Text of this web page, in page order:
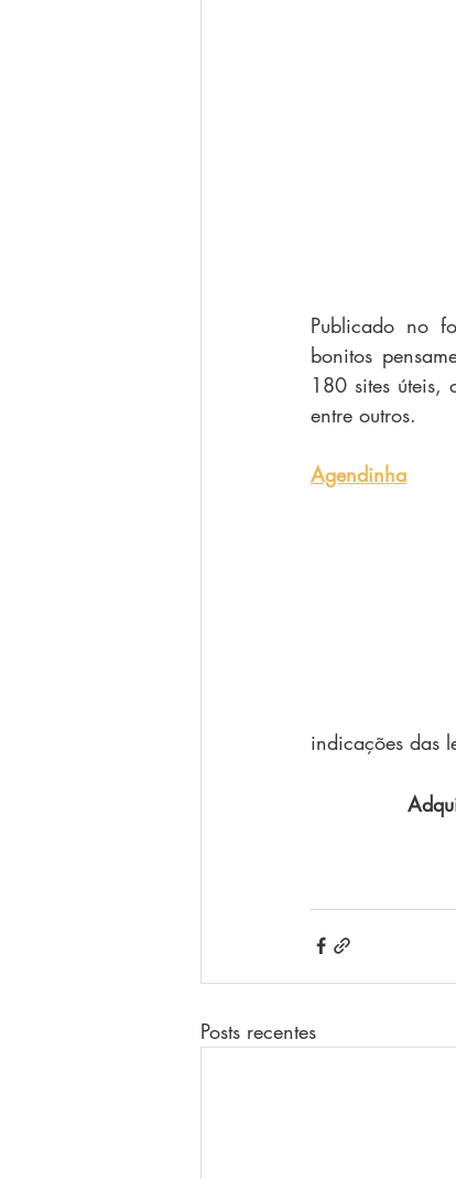
Publicado no
bonitos
180 sites úteis,
entre outros.
Agendinha
indicações das
Posts recentes